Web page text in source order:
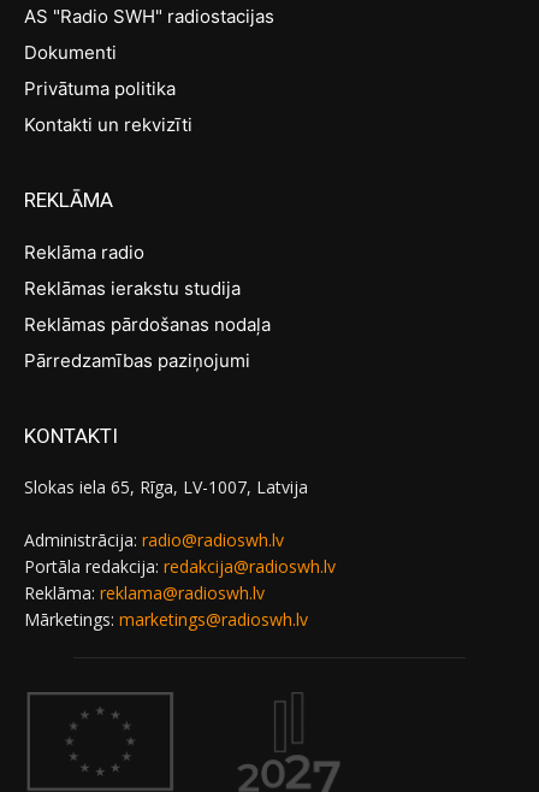
AS "Radio SWH" radiostacijas
Dokumenti
Privātuma politika
Kontakti un rekvizīti
REKLĀMA
Reklāma radio
Reklāmas ierakstu studija
Reklāmas pārdošanas nodaļa
Pārredzamības paziņojumi
KONTAKTI
Slokas iela 65, Rīga, LV-1007, Latvija
Administrācija: radio@radioswh.lv
Portāla redakcija: redakcija@radioswh.lv
Reklāma: reklama@radioswh.lv
Mārketings: marketings@radioswh.lv